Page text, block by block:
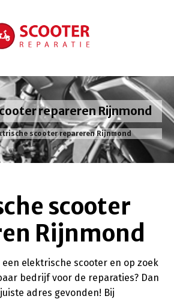
repareren Rijnmond
scooter repareren Rijnmond
scooter
Rijnmond
elektrische scooter en op zoek
bedrijf voor de reparaties? Dan
adres gevonden! Bij